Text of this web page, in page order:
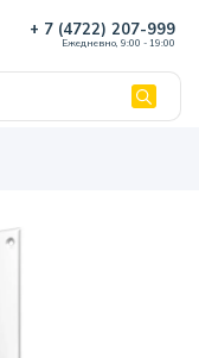
+ 7 (4722) 207-999
Ежедневно, 9:00 - 19:00